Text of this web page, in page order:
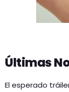
Últimas
El esperado